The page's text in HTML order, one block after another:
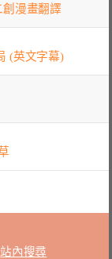
漫畫翻譯
(英文字幕)
站內搜尋